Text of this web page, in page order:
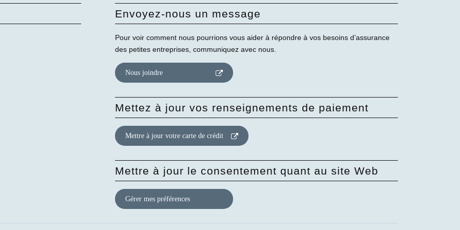
Envoyez-nous un message
Pour voir comment nous pourrions vous aider à répondre à vos besoins d’assurance
des petites entreprises, communiquez avec nous.
Nous joindre
Mettez à jour vos renseignements de paiement
Mettre à jour votre carte de crédit
Mettre à jour le consentement quant au site Web
Gérer mes préférences